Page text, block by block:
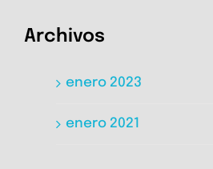
Archivos
enero 2023
enero 2021